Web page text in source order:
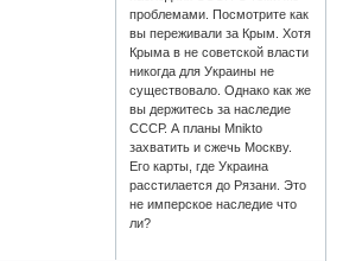
проблемами. Посмотрите как
вы переживали за Крым. Хотя
Крыма в не советской власти
никогда для Украины не
существовало. Однако как же
вы держитесь за наследие
СССР. А планы Mnikto
захватить и сжечь Москву.
Его карты, где Украина
расстилается до Рязани. Это
не имперское наследие что
ли?